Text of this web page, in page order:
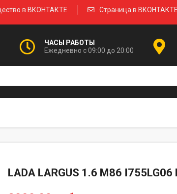
в ВКОНТАКТЕ
Страница в ВКОНТАКТЕ
ЧАСЫ РАБОТЫ
Ежедневно с 09:00 до 20:00
LADA LARGUS 1.6 M86 I755LG06